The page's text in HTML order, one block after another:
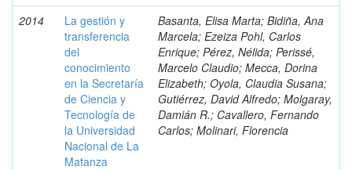
2014
La gestión y
transferencia
del
conocimiento
en la Secretaría
de Ciencia y
Tecnología de
la Universidad
Nacional de La
Matanza
Basanta, Elisa Marta; Bidiña, Ana
Marcela; Ezeiza Pohl, Carlos
Enrique; Pérez, Nélida; Perissé,
Marcelo Claudio; Mecca, Dorina
Elizabeth; Oyola, Claudia Susana;
Gutiérrez, David Alfredo; Molgaray,
Damián R.; Cavallero, Fernando
Carlos; Molinari, Florencia